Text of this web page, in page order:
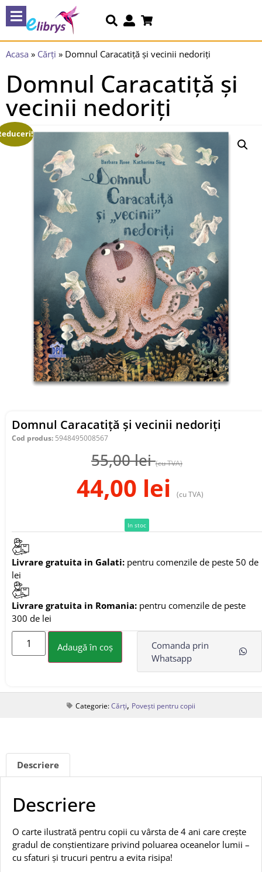
Acasa » Cărți » Domnul Caracatiță și vecinii nedoriți
Domnul Caracatiță și
vecinii nedoriți
Domnul Caracatiță și vecinii nedoriți
Cod produs: 5948495008567
55,00lei (cu TVA)
44,00 lei (cu TVA)
In stoc
Livrare gratuita in Galati: pentru comenzile de peste 50 de
lei
Livrare gratuita in Romania: pentru comenzile de peste
300 de lei
Adaugă în coș
Comanda prin
Whatsapp
Categorie:Cărți, Povești pentru copii
Descriere
Descriere
O carte ilustrată pentru copii cu vârsta de 4 ani care crește
gradul de conștientizare privind poluarea oceanelor lumii –
cu sfaturi și trucuri pentru a evita risipa!